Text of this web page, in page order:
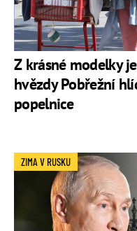
Z krásné modelky
hvězdy Pobřežní
popelnice
ZIMA V RUSKU